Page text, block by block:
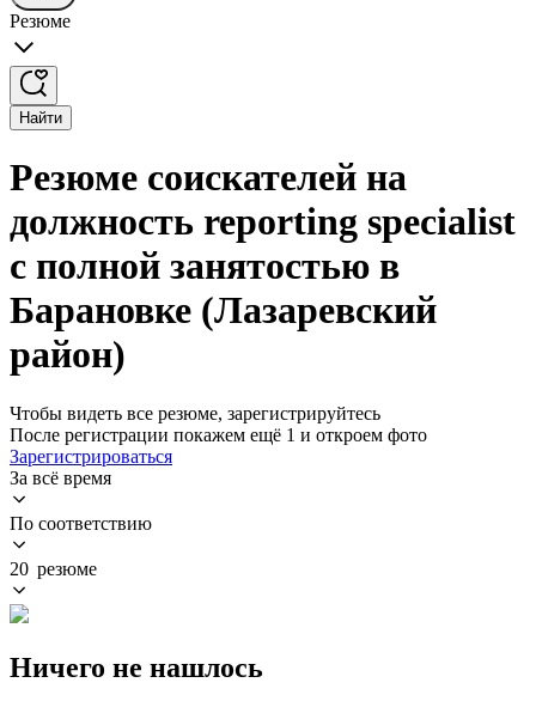
Резюме
Найти
Резюме соискателей на
должность reporting specialist
с полной занятостью в
Барановке (Лазаревский
район)
Чтобы видеть все резюме, зарегистрируйтесь
После регистрации покажем ещё 1 и откроем фото
Зарегистрироваться
За всё время
По соответствию
20 резюме
Ничего не нашлось